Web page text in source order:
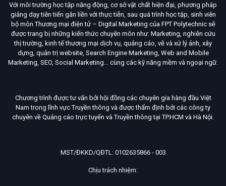
Với môi trường học tập năng động, cơ sở vật chất hiện đại, phương pháp
giảng dạy tiên tiến gắn liền với thực tiễn, sau quá trình học tập, sinh viên
bộ môn Thương mại điện tử – Digital Marketing của FPT Polytechnic sẽ
được trang bị những kiến thức chuyên môn như: Marketing, nghiên cứu
thị trường, kinh tế thương mại dịch vụ, quảng cáo, vẽ và xử lý ảnh, xây
dựng, quản trị website, Search Engine Marketing, Web and Mobile
Marketing, SEO, Social Marketing… cùng các kỹ năng mềm và ngoại ngữ.
Chương trình được tư vấn bởi hội đồng các chuyên gia hàng đầu Việt
Nam trong lĩnh vực Truyền thông và được thẩm định bởi các công ty
chuyên về Quảng cáo trực tuyến và Truyền thông tại TP.HCM và Hà Nội.
MST/ĐKKD/QĐTL: 0102635866 - 003
Chịu trách nhiệm: